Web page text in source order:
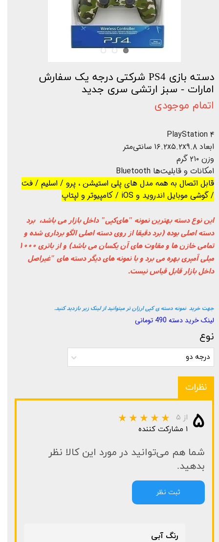
دسته بازی PS4 شرکتی درجه یک سفارش
امارات - سبز ارتشی سری جدید
اتمام موجودی
PlayStation ۴
ابعاد ۱۶.۲x۵.۲x۹.۸ سانتی‌متر
وزن ۲۱۰ گرم
امکانات و قابلیت‌ها Bluetooth
قابل اتصال به همه مدل های پلی استیشن ، پرو / اسلیم / فت
/ گوشی موبایل اندروید و iOS / کامپیوتر و لپتاپ
این نوع دسته بهترین نمونه "های‌کپی" داخل بازار می باشد، برد
دسته اصلی بوده (برد دقیقا از روی دسته اصلی الگو برداری شده و
تمامی خازن ها و مقاوت های آن یکسان می باشد) و از باتری 1000
میلی آمپری بهره می برد و با نمونه های دیگر دسته های "غیراصل
داخل بازار قابل قیاس نیست.
جهت خرید نمونه دسته ی کپی ارزان تر میتوانید از لینک زیر بازدید کنید.
لینک خرید دسته 490 تومانی
نوع
درجه دو
نظرات
۵ از ۵
۱ مشارکت کننده
شما هم می‌توانید در مورد این کالا نظر
بدهید.
ثبت نظر
رنگ آبی